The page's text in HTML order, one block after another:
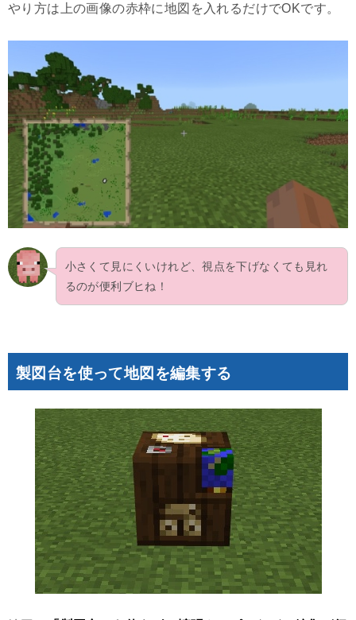
やり方は上の画像の赤枠に地図を入れるだけでOKです。
小さくて見にくいけれど、視点を下げなくても見れ
るのが便利ブヒね！
製図台を使って地図を編集する